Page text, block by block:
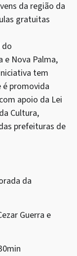
da região da
gratuitas
do
e Nova Palma,
tem
é promovida
apoio da Lei
Cultura,
prefeituras de
da
Guerra e